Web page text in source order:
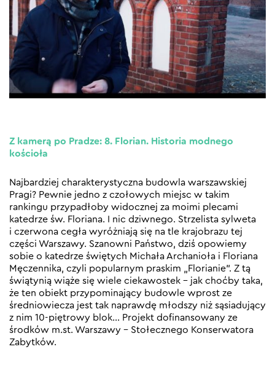
Z kamerą po Pradze: 8. Florian. Historia modnego
kościoła
Najbardziej charakterystyczna budowla warszawskiej
Pragi? Pewnie jedno z czołowych miejsc w takim
rankingu przypadłoby widocznej za moimi plecami
katedrze św. Floriana. I nic dziwnego. Strzelista sylweta
i czerwona cegła wyróżniają się na tle krajobrazu tej
części Warszawy. Szanowni Państwo, dziś opowiemy
sobie o katedrze świętych Michała Archanioła i Floriana
Męczennika, czyli popularnym praskim „Florianie”. Z tą
świątynią wiąże się wiele ciekawostek – jak choćby taka,
że ten obiekt przypominający budowle wprost ze
średniowiecza jest tak naprawdę młodszy niż sąsiadujący
z nim 10-piętrowy blok… Projekt dofinansowany ze
środków m.st. Warszawy – Stołecznego Konserwatora
Zabytków.